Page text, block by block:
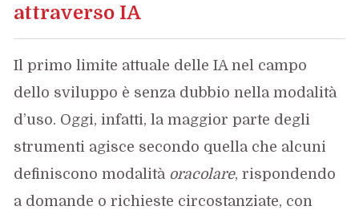
attraverso IA
Il primo limite attuale delle IA nel campo
dello sviluppo è senza dubbio nella modalità
d’uso. Oggi, infatti, la maggior parte degli
strumenti agisce secondo quella che alcuni
definiscono modalità oracolare, rispondendo
a domande o richieste circostanziate, con